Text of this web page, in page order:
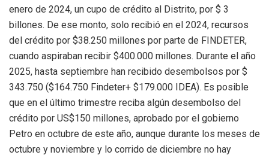
enero de 2024, un cupo de crédito al Distrito, por $ 3
billones. De ese monto, solo recibió en el 2024, recursos
del crédito por $38.250 millones por parte de FINDETER,
cuando aspiraban recibir $400.000 millones. Durante el año
2025, hasta septiembre han recibido desembolsos por $
343.750 ($164.750 Findeter+ $179.000 IDEA). Es posible
que en el último trimestre reciba algún desembolso del
crédito por US$150 millones, aprobado por el gobierno
Petro en octubre de este año, aunque durante los meses de
octubre y noviembre y lo corrido de diciembre no hay